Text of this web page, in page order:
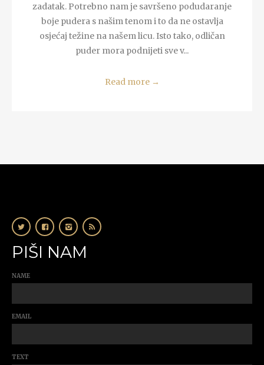
zadatak. Potrebno nam je savršeno podudaranje
boje pudera s našim tenom i to da ne ostavlja
osjećaj težine na našem licu. Isto tako, odličan
puder mora podnijeti sve v...
Read more →
PIŠI NAM
NAME
EMAIL
TEXT